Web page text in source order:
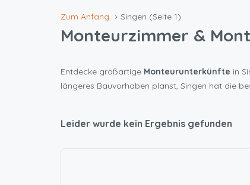
Zum Anfang Singen (Seite 1)
Monteurzimmer &
Entdecke großartige Monteurunterkünfte in
längeres Bauvorhaben planst, Singen hat die
Leider wurde kein Ergebnis gefunden